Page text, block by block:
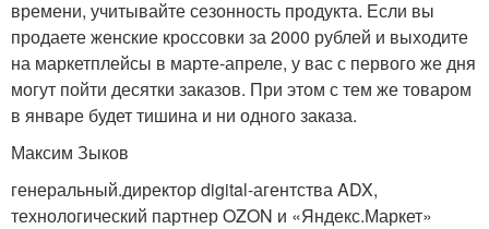
времени, учитывайте сезонность продукта. Если вы
продаете женские кроссовки за 2000 рублей и выходите
на маркетплейсы в марте-апреле, у вас с первого же дня
могут пойти десятки заказов. При этом с тем же товаром
в январе будет тишина и ни одного заказа.
Максим Зыков
генеральный.директор digital-агентства ADX,
технологический партнер OZON и «Яндекс.Маркет»